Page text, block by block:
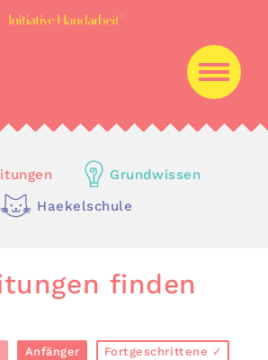
Grundwissen
Haekelschule
finden
Anfänger Fortgeschrittene